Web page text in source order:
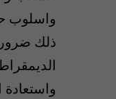
واسلوب
ذلك